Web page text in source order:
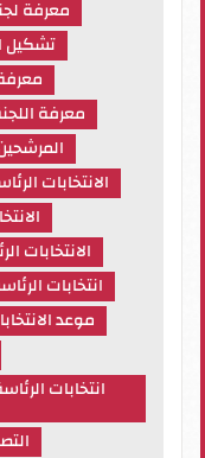
معرفة
تشكيل
معرفة
الانتخابات
الانتخابات
انتخابات
موعد
انتخابات